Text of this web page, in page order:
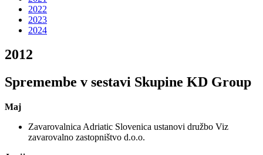
2022
2023
2024
2012
Spremembe v sestavi Skupine KD Group
Maj
Zavarovalnica Adriatic Slovenica ustanovi družbo Viz
zavarovalno zastopništvo d.o.o.